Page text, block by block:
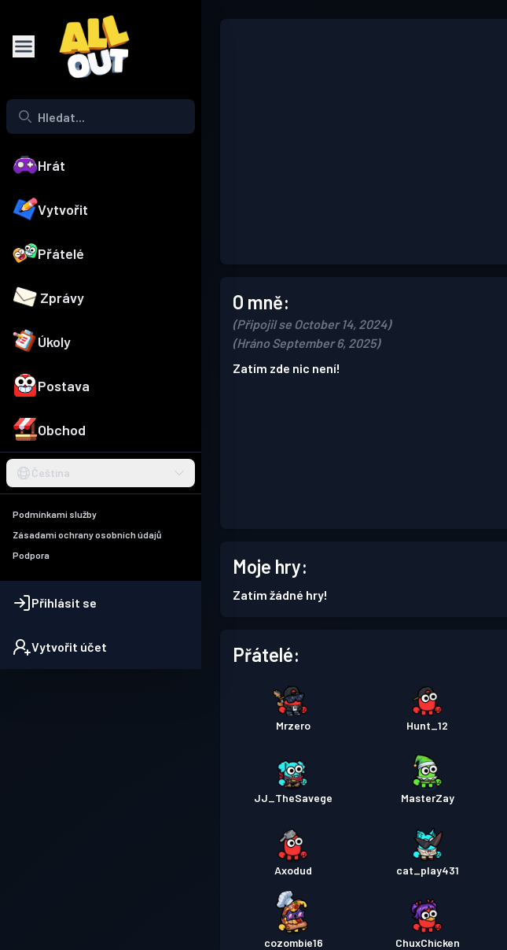
Hrát
Vytvořit
Přátelé
Zprávy
Úkoly
Postava
Obchod
Čeština
Podmínkami služby
Zásadami ochrany osobních údajů
Podpora
Přihlásit se
Vytvořit účet
O mně:
(Připojil se October 14, 2024)
(Hráno September 6, 2025)
Zatím zde nic není!
Moje hry:
Zatím žádné hry!
Přátelé:
Mrzero Hunt_12
JJ_TheSavege MasterZay
Axodud cat_play431
cozombie16 ChuxChicken